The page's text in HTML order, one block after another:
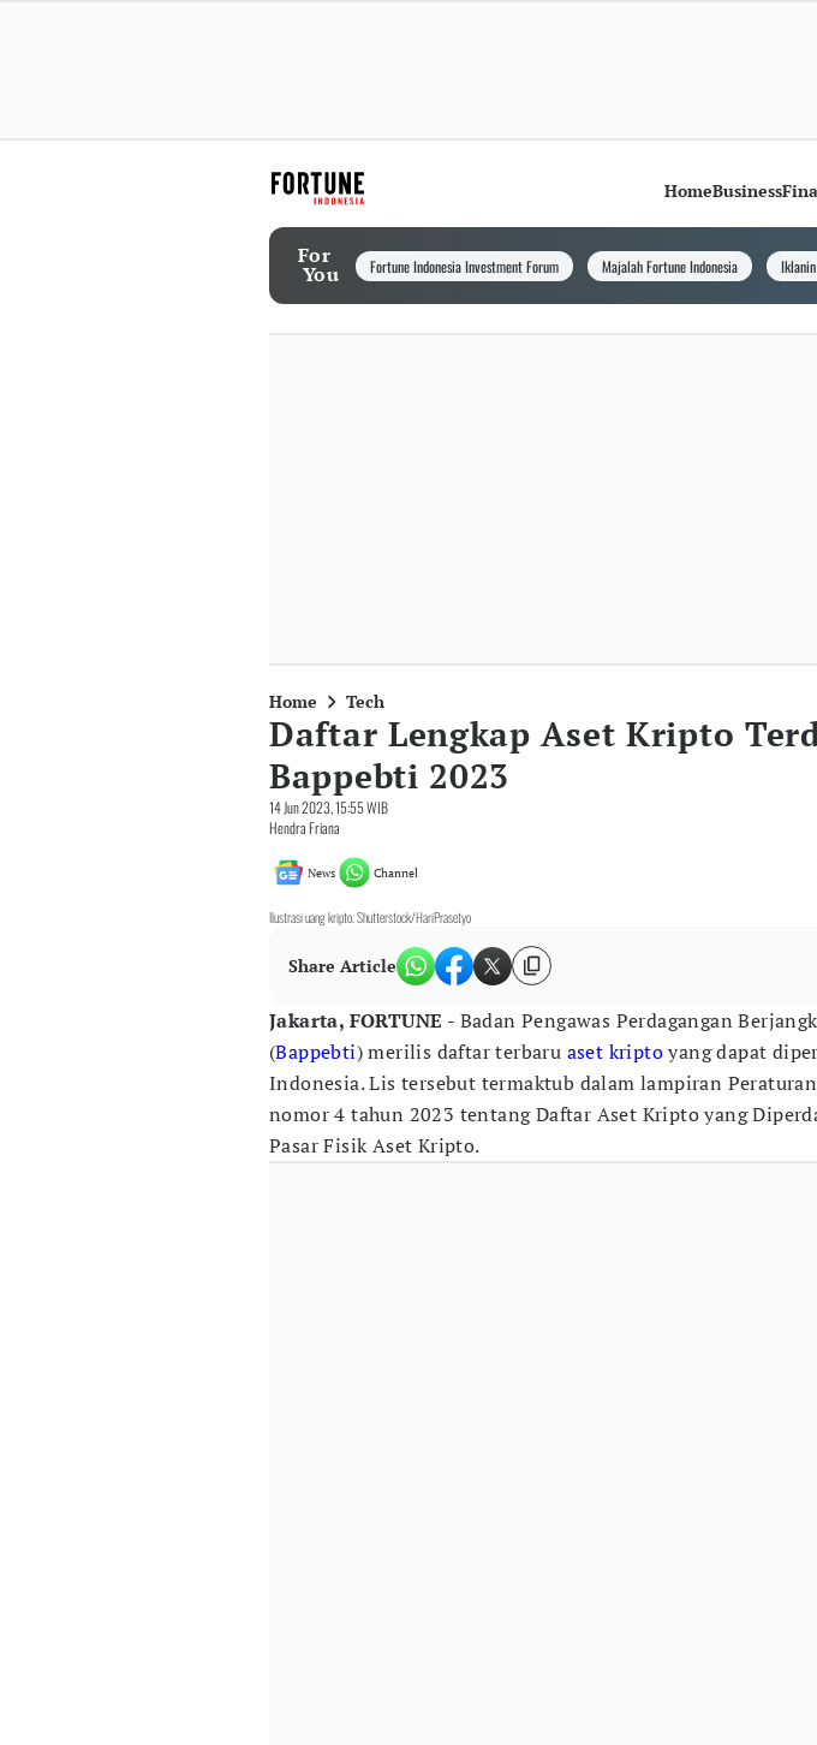
HomeBusiness
For
You Fortune Indonesia Investment Forum Majalah Fortune Indonesia
Home Tech
Daftar Lengkap Aset Kripto
Bappebti 2023
14 Jun 2023, 15:55 WIB
Hendra Friana
News Channel
Ilustrasi uang kripto. Shutterstock/HariPrasetyo
Share Article
Jakarta, FORTUNE - Badan Pengawas Perdagangan
(Bappebti) merilis daftar terbaru aset kriptoyang dapat
Indonesia. Lis tersebut termaktub dalam lampiran
nomor 4 tahun 2023 tentang Daftar Aset Kripto yang
Pasar Fisik Aset Kripto.